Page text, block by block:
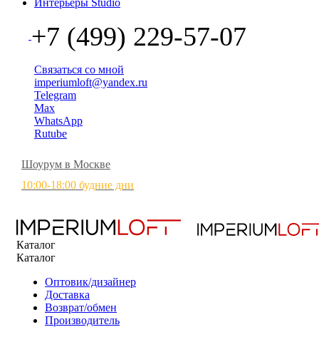
Интерьеры Studio
+7 (499) 229-57-07
Связаться со мной
imperiumloft@yandex.ru
Telegram
Max
WhatsApp
Rutube
Шоурум в Москве
10:00-18:00 будние дни
Каталог
Каталог
Оптовик/дизайнер
Доставка
Возврат/обмен
Производитель